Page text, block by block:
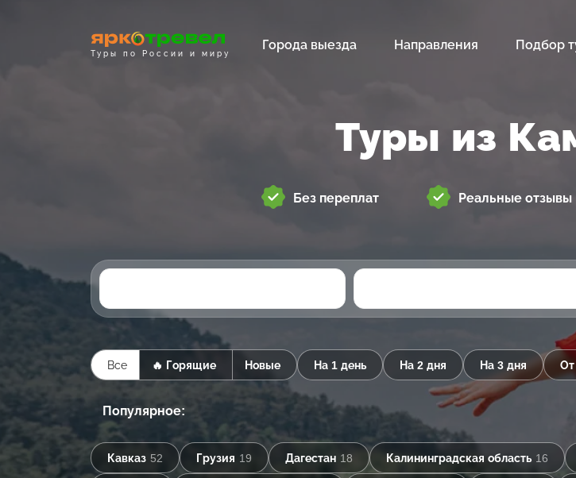
Туры по России и миру
Города выезда Направления Подбор
Туры из
Без переплат Реальные отзывы
Все 🔥 Горящие Новые На 1 день На 2 дня На 3 дня От
Популярное:
Кавказ 52 Грузия 19 Дагестан 18 Калининградская область 16